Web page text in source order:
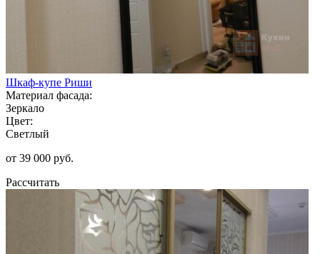
Шкаф-купе Риши
Материал фасада:
Зеркало
Цвет:
Светлый
от 39 000 руб.
Рассчитать